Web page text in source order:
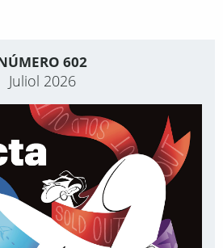
602
Juliol 2026